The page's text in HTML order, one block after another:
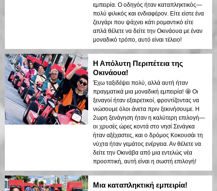
εμπειρία. Ο οδηγός ήταν καταπληκτικός—
πολύ φιλικός και ενδιαφέρον. Είτε είστε ένα
ζευγάρι που ψάχνει κάτι ρομαντικό είτε
απλά θέλετε να δείτε την Οκινάουα με έναν
μοναδικό τρόπο, αυτό είναι τέλειο!
Η Απόλυτη Περιπέτεια της
Οκινάουα!
Έχω ταξιδέψει πολύ, αλλά αυτή ήταν
πραγματικά μια μοναδική εμπειρία! 🤩 Οι
ξεναγοί ήταν εξαιρετικοί, φροντίζοντας να
νιώσουμε όλοι άνετα πριν ξεκινήσουμε. Η
2ωρη ξενάγηση ήταν η καλύτερη επιλογή—
οι χρυσές ώρες κοντά στο νησί Σενάγκα
ήταν αξέχαστες, και ο δρόμος Κοκουσάι τη
νύχτα ήταν γεμάτος ενέργεια. Αν θέλετε να
δείτε την Οκινάβα από μια εντελώς νέα
προοπτική, αυτή είναι η σωστή επιλογή!
Μια καταπληκτική εμπειρία!